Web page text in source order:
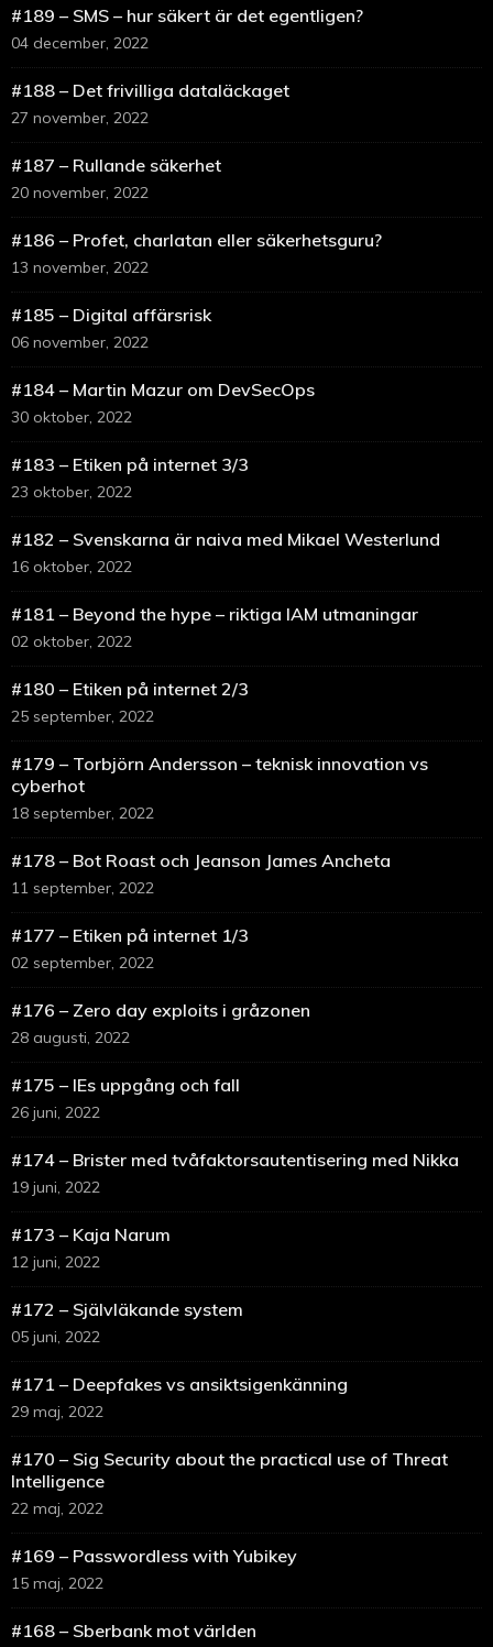
#189 – SMS – hur säkert är det egentligen?
04 december, 2022
#188 – Det frivilliga dataläckaget
27 november, 2022
#187 – Rullande säkerhet
20 november, 2022
#186 – Profet, charlatan eller säkerhetsguru?
13 november, 2022
#185 – Digital affärsrisk
06 november, 2022
#184 – Martin Mazur om DevSecOps
30 oktober, 2022
#183 – Etiken på internet 3/3
23 oktober, 2022
#182 – Svenskarna är naiva med Mikael Westerlund
16 oktober, 2022
#181 – Beyond the hype – riktiga IAM utmaningar
02 oktober, 2022
#180 – Etiken på internet 2/3
25 september, 2022
#179 – Torbjörn Andersson – teknisk innovation vs
cyberhot
18 september, 2022
#178 – Bot Roast och Jeanson James Ancheta
11 september, 2022
#177 – Etiken på internet 1/3
02 september, 2022
#176 – Zero day exploits i gråzonen
28 augusti, 2022
#175 – IEs uppgång och fall
26 juni, 2022
#174 – Brister med tvåfaktorsautentisering med Nikka
19 juni, 2022
#173 – Kaja Narum
12 juni, 2022
#172 – Självläkande system
05 juni, 2022
#171 – Deepfakes vs ansiktsigenkänning
29 maj, 2022
#170 – Sig Security about the practical use of Threat
Intelligence
22 maj, 2022
#169 – Passwordless with Yubikey
15 maj, 2022
#168 – Sberbank mot världen